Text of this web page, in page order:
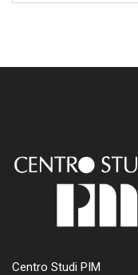
Centro Studi PIM